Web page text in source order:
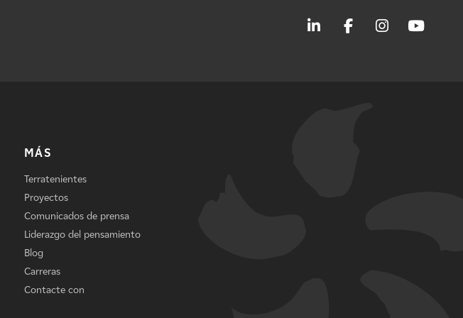
MÁS
Terratenientes
Proyectos
Comunicados de prensa
Liderazgo del pensamiento
Blog
Carreras
Contacte con